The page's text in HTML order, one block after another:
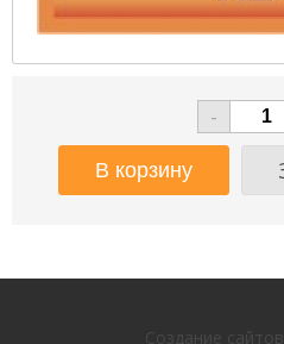
-
Создание